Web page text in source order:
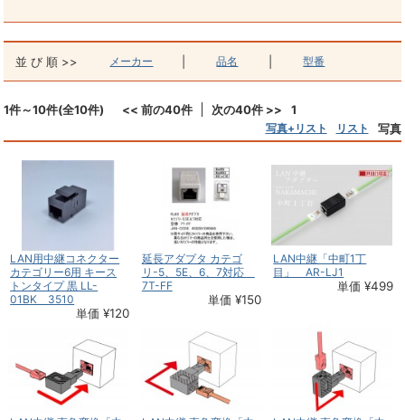
並 び 順 >> メーカー 品名 型番
1件～10件(全10件) << 前の40件 次の40件 >> 1
写真+リスト リスト 写真
LAN用中継コネクター
カテゴリー6用 キース
トンタイプ 黒 LL-
01BK 3510
単価 ¥120
延長アダプタ カテゴ
リ-5、5E、6、7対応
7T-FF
単価 ¥150
LAN中継「中町1丁
目」 AR-LJ1
単価 ¥499